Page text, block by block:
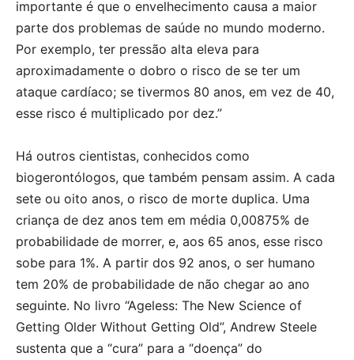
importante é que o envelhecimento causa a maior
parte dos problemas de saúde no mundo moderno.
Por exemplo, ter pressão alta eleva para
aproximadamente o dobro o risco de se ter um
ataque cardíaco; se tivermos 80 anos, em vez de 40,
esse risco é multiplicado por dez.”
Há outros cientistas, conhecidos como
biogerontólogos, que também pensam assim. A cada
sete ou oito anos, o risco de morte duplica. Uma
criança de dez anos tem em média 0,00875% de
probabilidade de morrer, e, aos 65 anos, esse risco
sobe para 1%. A partir dos 92 anos, o ser humano
tem 20% de probabilidade de não chegar ao ano
seguinte. No livro “Ageless: The New Science of
Getting Older Without Getting Old”, Andrew Steele
sustenta que a “cura” para a “doença” do